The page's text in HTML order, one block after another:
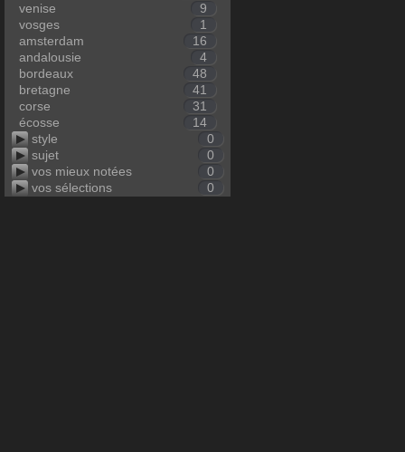
venise
9
vosges
1
amsterdam
16
andalousie
4
bordeaux
48
bretagne
41
corse
31
écosse
14
style
0
sujet
0
vos mieux notées
0
vos sélections
0